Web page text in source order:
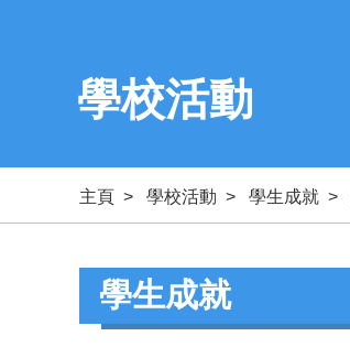
學校活動
主頁 > 學校活動 > 學生成就 >
學生成就